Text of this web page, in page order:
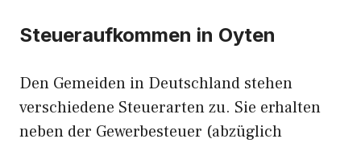
Steueraufkommen in Oyten
Den Gemeiden in Deutschland stehen
verschiedene Steuerarten zu. Sie erhalten
neben der Gewerbesteuer (abzüglich